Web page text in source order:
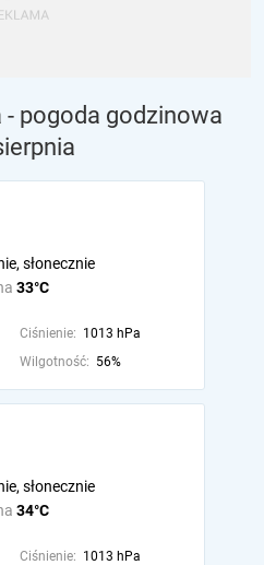
pogoda godzinowa
33°C
słonecznie
Ciśnienie: 1013 hPa
Wilgotność: 56%
34°C
słonecznie
Ciśnienie: 1013 hPa